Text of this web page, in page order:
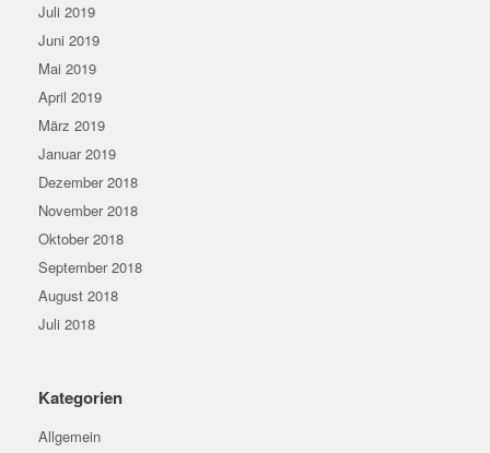
Juli 2019
Juni 2019
Mai 2019
April 2019
März 2019
Januar 2019
Dezember 2018
November 2018
Oktober 2018
September 2018
August 2018
Juli 2018
Kategorien
Allgemein